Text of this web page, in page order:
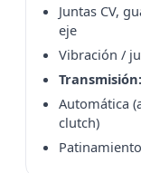
Juntas CV,
eje
Vibración /
Transmisión:
Automática
clutch)